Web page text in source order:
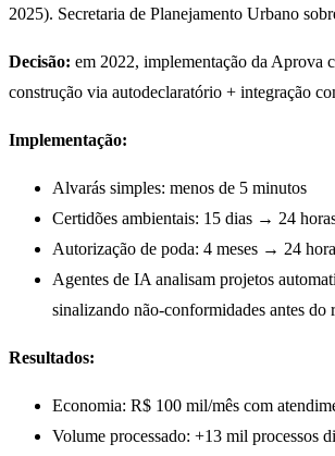
2025). Secretaria de Planejamento Urbano
Decisão: em 2022, implementação da Aprova
construção via autodeclaratório + integração
Implementação:
Alvarás simples: menos de 5 minutos
Certidões ambientais: 15 dias → 24
Autorização de poda: 4 meses → 24
Agentes de IA analisam projetos
sinalizando não-conformidades antes do
Resultados:
Economia: R$ 100 mil/mês com
Volume processado: +13 mil processos